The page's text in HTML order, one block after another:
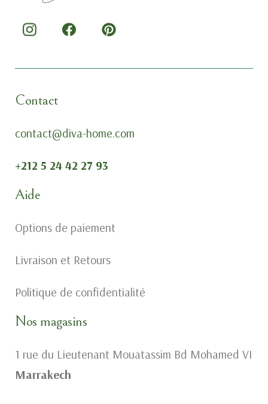
Contact
contact@diva-home.com
+212 5 24 42 27 93
Aide
Options de paiement
Livraison et Retours
Politique de confidentialité
Nos magasins
1 rue du Lieutenant Mouatassim Bd Mohamed VI
Marrakech